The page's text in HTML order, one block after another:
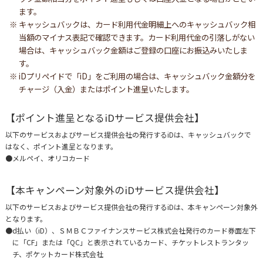
ます。
キャッシュバックは、カード利用代金明細上へのキャッシュバック相
当額のマイナス表記で確認できます。カード利用代金の引落しがない
場合は、キャッシュバック金額はご登録の口座にお振込みいたしま
す。
iDプリペイドで「iD」をご利用の場合は、キャッシュバック金額分を
チャージ（入金）またはポイント進呈いたします。
【ポイント進呈となるiDサービス提供会社】
以下のサービスおよびサービス提供会社の発行するiDは、キャッシュバックで
はなく、ポイント進呈となります。
●メルペイ、オリコカード
【本キャンペーン対象外のiDサービス提供会社】
以下のサービスおよびサービス提供会社の発行するiDは、本キャンペーン対象外
となります。
●d払い（iD）、ＳＭＢＣファイナンスサービス株式会社発行のカード券面左下
に「CF」または「QC」と表示されているカード、チケットレストランタッ
チ、ポケットカード株式会社